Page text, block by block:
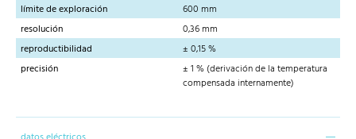
límite de exploración
600 mm
resolución
0,36 mm
reproductibilidad
± 0,15 %
precisión
± 1 % (derivación de la temperatura
compensada internamente)